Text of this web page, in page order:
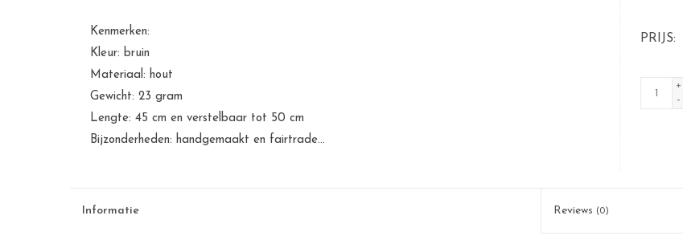
PRIJS
+
-
Kenmerken:
Kleur: bruin
Materiaal: hout
Gewicht: 23 gram
Lengte: 45 cm en verstelbaar tot 50 cm
Bijzonderheden: handgemaakt en fairtrade...
Informatie Reviews (0)